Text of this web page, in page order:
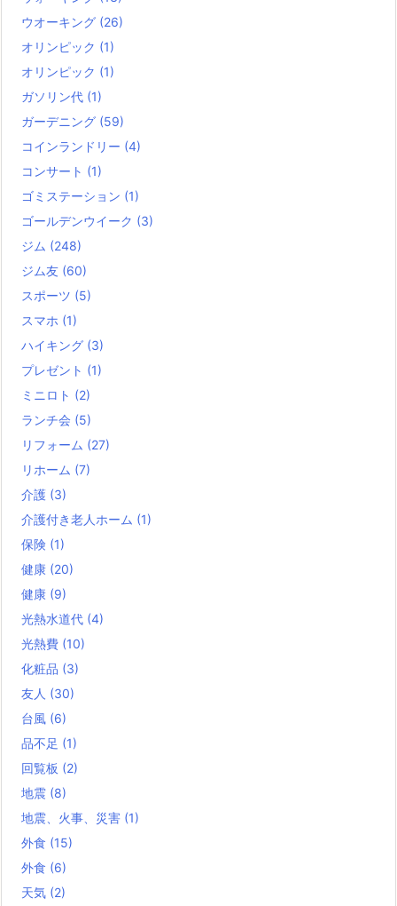
ウオーキング (26)
オリンピック (1)
オリンピック (1)
ガソリン代 (1)
ガーデニング (59)
コインランドリー (4)
コンサート (1)
ゴミステーション (1)
ゴールデンウイーク (3)
ジム (248)
ジム友 (60)
スポーツ (5)
スマホ (1)
ハイキング (3)
プレゼント (1)
ミニロト (2)
ランチ会 (5)
リフォーム (27)
リホーム (7)
介護 (3)
介護付き老人ホーム (1)
保険 (1)
健康 (20)
健康 (9)
光熱水道代 (4)
光熱費 (10)
化粧品 (3)
友人 (30)
台風 (6)
品不足 (1)
回覧板 (2)
地震 (8)
地震、火事、災害 (1)
外食 (15)
外食 (6)
天気 (2)